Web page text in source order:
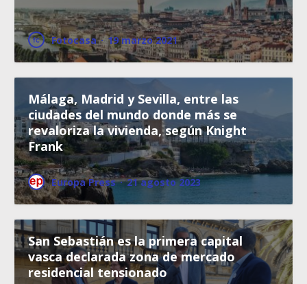
Fotocasa · 19 marzo 2021
Málaga, Madrid y Sevilla, entre las
ciudades del mundo donde más se
revaloriza la vivienda, según Knight
Frank
Europa Press · 21 agosto 2023
San Sebastián es la primera capital
vasca declarada zona de mercado
residencial tensionado